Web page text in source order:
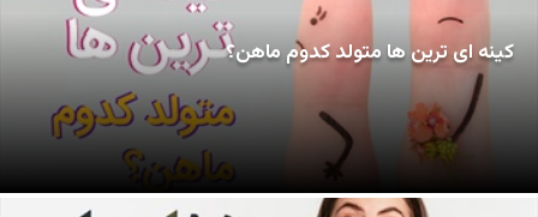
کینه ای ترین ها متولد کدوم ماهن؟